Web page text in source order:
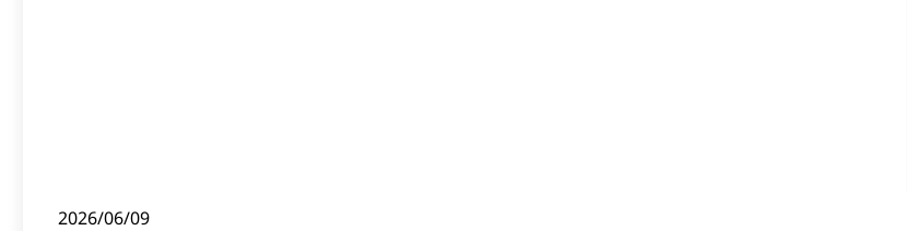
2026/06/09